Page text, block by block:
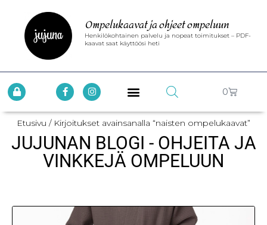
Ompelukaavat ja ohjeet ompeluun
Henkilökohtainen palvelu ja nopeat toimitukset – PDF-
kaavat saat käyttöösi heti
0
Etusivu / Kirjoitukset avainsanalla “naisten ompelukaavat”
JUJUNAN BLOGI - OHJEITA JA
VINKKEJÄ OMPELUUN